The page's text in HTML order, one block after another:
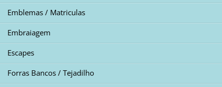
Emblemas / Matriculas
Embraiagem
Escapes
Forras Bancos / Tejadilho